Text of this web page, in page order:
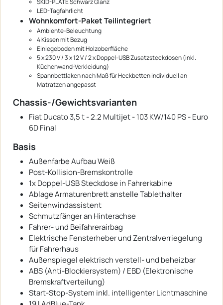
SKID-PLATE Schwarz Glanz
LED-Tagfahrlicht
Wohnkomfort-Paket Teilintegriert
Ambiente-Beleuchtung
4 Kissen mit Bezug
Einlegeboden mit Holzoberfläche
5 x 230 V / 3 x 12 V / 2 x Doppel-USB Zusatzsteckdosen (inkl.
Küchenwand-Verkleidung)
Spannbettlaken nach Maß für Heckbetten individuell an
Matratzen angepasst
Chassis-/Gewichtsvarianten
Fiat Ducato 3,5 t - 2.2 Multijet - 103 KW/140 PS - Euro
6D Final
Basis
Außenfarbe Aufbau Weiß
Post-Kollision-Bremskontrolle
1x Doppel-USB Steckdose in Fahrerkabine
Ablage Armaturenbrett anstelle Tablethalter
Seitenwindassistent
Schmutzfänger an Hinterachse
Fahrer- und Beifahrerairbag
Elektrische Fensterheber und Zentralverriegelung
für Fahrerhaus
Außenspiegel elektrisch verstell- und beheizbar
ABS (Anti-Blockiersystem) / EBD (Elektronische
Bremskraftverteilung)
Start-Stop-System inkl. intelligenter Lichtmaschine